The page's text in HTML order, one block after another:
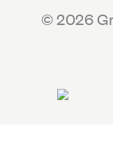
© 2026